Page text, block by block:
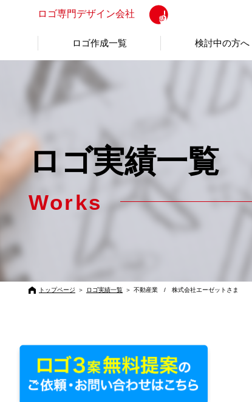
ロゴ専門デザイン会社
ロゴ作成一覧 検討中の方へ
ロゴ実績一覧
Works
トップページ ＞ ロゴ実績一覧 ＞ 不動産業 / 株式会社エーゼットさま